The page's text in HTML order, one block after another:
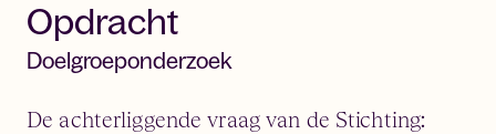
Opdracht
Doelgroeponderzoek
De achterliggende vraag van de Stichting: